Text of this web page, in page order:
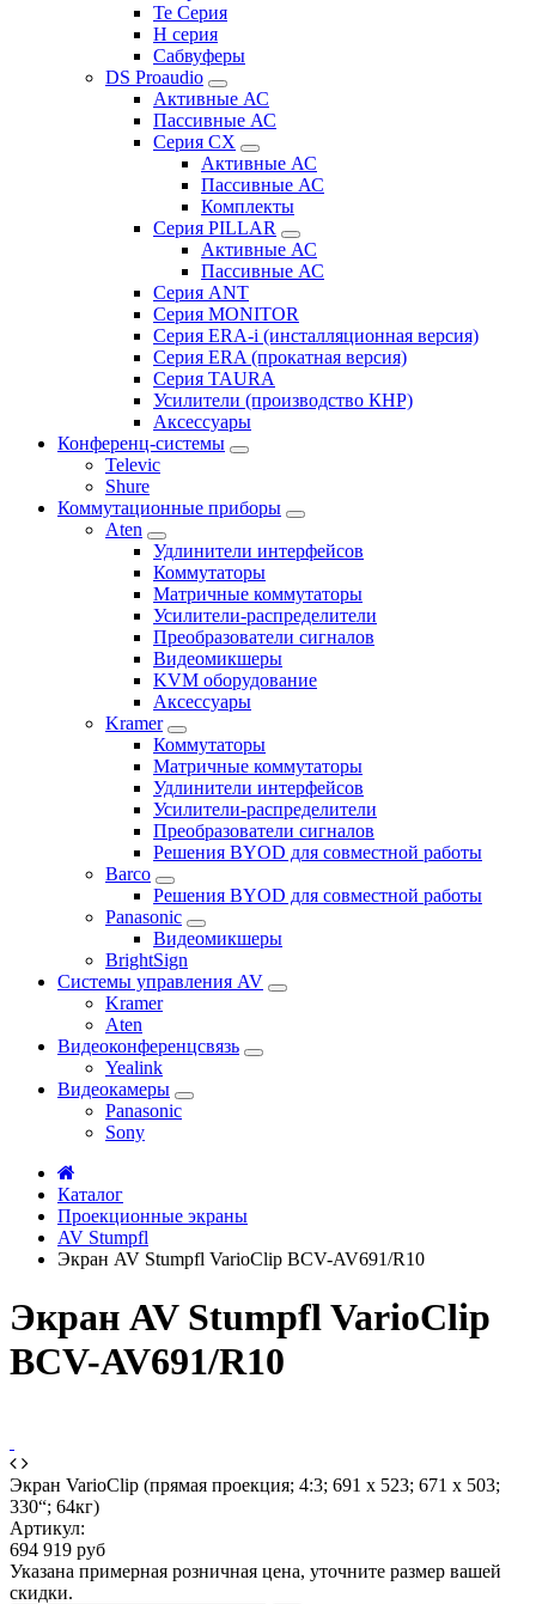
Te Серия
H серия
Сабвуферы
DS Proaudio
Активные АС
Пассивные АС
Серия CX
Активные АС
Пассивные АС
Комплекты
Серия PILLAR
Активные АС
Пассивные АС
Серия ANT
Серия MONITOR
Серия ERA-i (инсталляционная версия)
Серия ERA (прокатная версия)
Серия TAURA
Усилители (производство КНР)
Аксессуары
Конференц-системы
Televic
Shure
Коммутационные приборы
Aten
Удлинители интерфейсов
Коммутаторы
Матричные коммутаторы
Усилители-распределители
Преобразователи сигналов
Видеомикшеры
KVM оборудование
Аксессуары
Kramer
Коммутаторы
Матричные коммутаторы
Удлинители интерфейсов
Усилители-распределители
Преобразователи сигналов
Решения BYOD для совместной работы
Barco
Решения BYOD для совместной работы
Panasonic
Видеомикшеры
BrightSign
Системы управления AV
Kramer
Aten
Видеоконференцсвязь
Yealink
Видеокамеры
Panasonic
Sony
Каталог
Проекционные экраны
AV Stumpfl
Экран AV Stumpfl VarioClip BCV-AV691/R10
Экран AV Stumpfl VarioClip
BCV-AV691/R10
Экран VarioClip (прямая проекция; 4:3; 691 x 523; 671 x 503;
330“; 64кг)
Артикул:
694 919 руб
Указана примерная розничная цена, уточните размер вашей
скидки.